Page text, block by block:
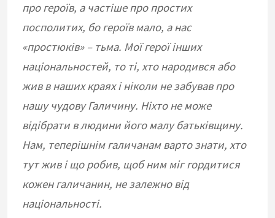
про героїв, а частіше про простих
посполитих, бо героїв мало, а нас
«простюків» – тьма. Мої герої інших
національностей, то ті, хто народився або
жив в наших краях і ніколи не забував про
нашу чудову Галичину. Ніхто не може
відібрати в людини його малу батьківщину.
Нам, теперішнім галичанам варто знати, хто
тут жив і що робив, щоб ним міг гордитися
кожен галичанин, не залежно від
національності.